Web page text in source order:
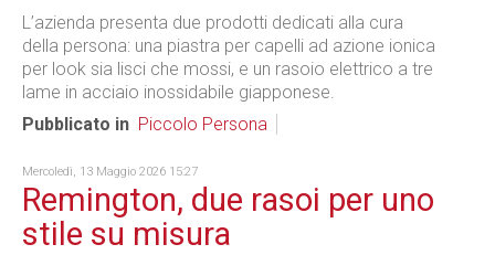
L’azienda presenta due prodotti dedicati alla cura
della persona: una piastra per capelli ad azione ionica
per look sia lisci che mossi, e un rasoio elettrico a tre
lame in acciaio inossidabile giapponese.
Pubblicato in Piccolo Persona
Mercoledì, 13 Maggio 2026 15:27
Remington, due rasoi per uno
stile su misura